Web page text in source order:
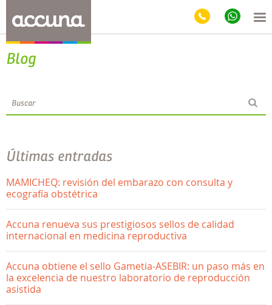
Blog
Últimas entradas
MAMICHEQ: revisión del embarazo con consulta y
ecografía obstétrica
Accuna renueva sus prestigiosos sellos de calidad
internacional en medicina reproductiva
Accuna obtiene el sello Gametia-ASEBIR: un paso más en
la excelencia de nuestro laboratorio de reproducción
asistida